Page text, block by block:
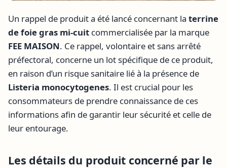
Un rappel de produit a été lancé concernant la terrine
de foie gras mi-cuit commercialisée par la marque
FEE MAISON. Ce rappel, volontaire et sans arrêté
préfectoral, concerne un lot spécifique de ce produit,
en raison d’un risque sanitaire lié à la présence de
Listeria monocytogenes. Il est crucial pour les
consommateurs de prendre connaissance de ces
informations afin de garantir leur sécurité et celle de
leur entourage.
Les détails du produit concerné par le